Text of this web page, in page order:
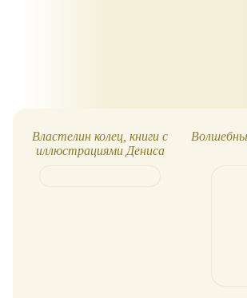
Властелин колец, книги с
иллюстрациями Дениса